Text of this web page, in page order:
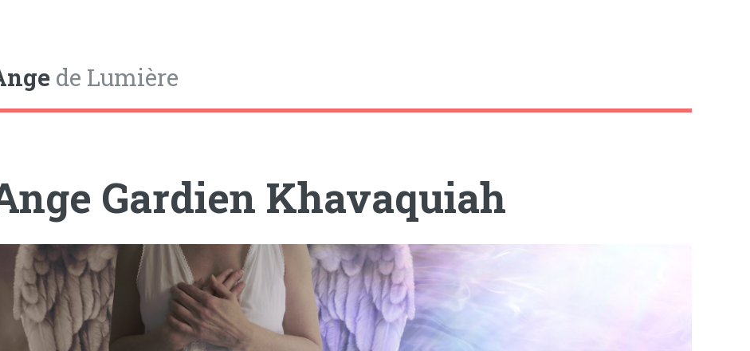
de Lumière
Gardien Khavaquiah